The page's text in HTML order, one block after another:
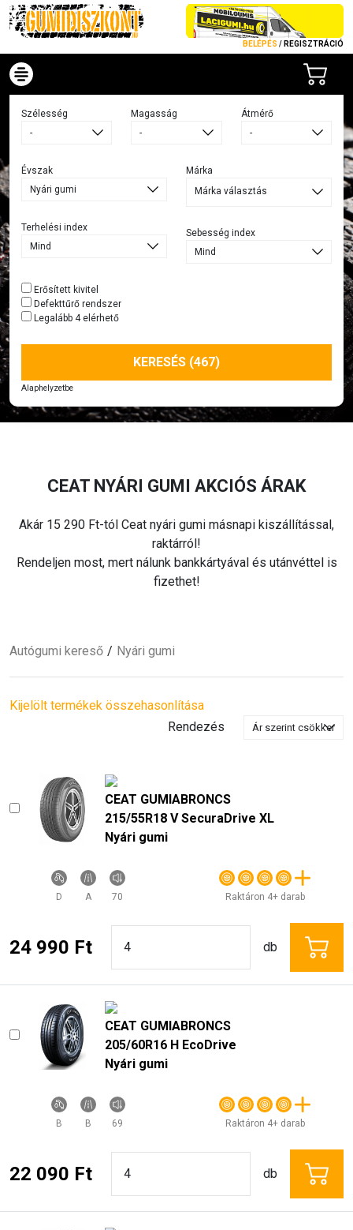
BELÉPÉS / REGISZTRÁCIÓ
Szélesség Magasság Átmérő
Évszak
Terhelési index
Márka
Márka választás
Sebesség index
Erősített kivitel
Defekttűrő rendszer
Legalább 4 elérhető
KERESÉS (467)
Alaphelyzetbe
CEAT NYÁRI GUMI AKCIÓS ÁRAK
Akár 15 290 Ft-tól Ceat nyári gumi másnapi kiszállítással,
raktárról!
Rendeljen most, mert nálunk bankkártyával és utánvéttel is
fizethet!
Autógumi kereső Nyári gumi
Kijelölt termékek összehasonlítása
Rendezés
CEAT GUMIABRONCS
215/55R18 V SecuraDrive XL
Nyári gumi
D A 70 Raktáron 4+ darab
24 990 Ft db
CEAT GUMIABRONCS
205/60R16 H EcoDrive
Nyári gumi
B B 69 Raktáron 4+ darab
22 090 Ft db